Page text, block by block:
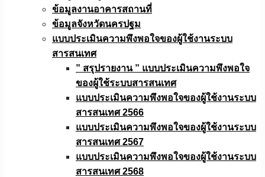
ข้อมูลงานอาคารสถานที่
ข้อมูลจังหวัดนครปฐม
แบบประเมินความพึงพอใจของผู้ใช้งานระบบ
สารสนเทศ
” สรุปรายงาน ” แบบประเมินความพึงพอใจ
ของผู้ใช้ระบบสารสนเทศ
แบบประเมินความพึงพอใจของผู้ใช้งานระบบ
สารสนเทศ 2566
แบบประเมินความพึงพอใจของผู้ใช้งานระบบ
สารสนเทศ 2567
แบบประเมินความพึงพอใจของผู้ใช้งานระบบ
สารสนเทศ 2568